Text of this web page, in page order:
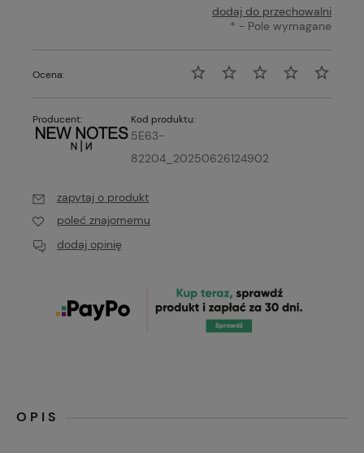
dodaj do przechowalni
* - Pole wymagane
Ocena:
Producent: Kod produktu:
5E63-
82204_20250626124902
zapytaj o produkt
poleć znajomemu
dodaj opinię
OPIS